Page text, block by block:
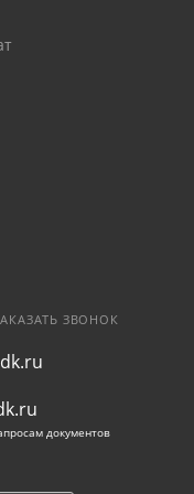
между
полок –
гнутых
ЗВОНОК
документов